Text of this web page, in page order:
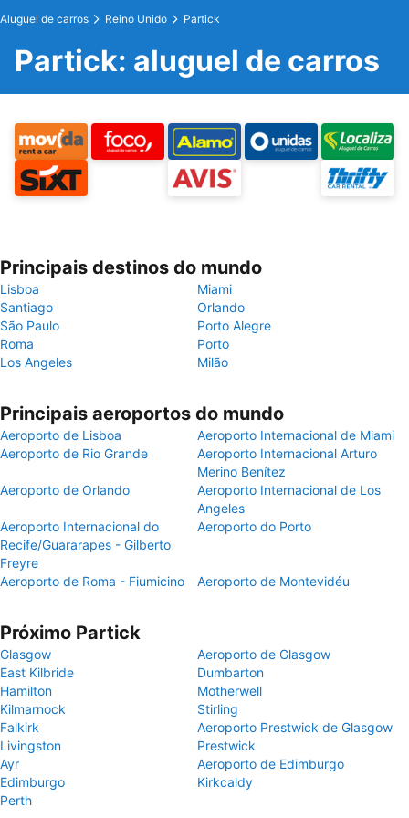
Aluguel de carros Reino Unido Partick
Partick: aluguel de carros
Principais destinos do mundo
Lisboa
Miami
Santiago
Orlando
São Paulo
Porto Alegre
Roma
Porto
Los Angeles
Milão
Principais aeroportos do mundo
Aeroporto de Lisboa
Aeroporto Internacional de Miami
Aeroporto de Rio Grande
Aeroporto Internacional Arturo
Merino Benítez
Aeroporto de Orlando
Aeroporto Internacional de Los
Angeles
Aeroporto Internacional do
Recife/Guararapes - Gilberto
Freyre
Aeroporto do Porto
Aeroporto de Roma - Fiumicino Aeroporto de Montevidéu
Próximo Partick
Glasgow
Aeroporto de Glasgow
East Kilbride
Dumbarton
Hamilton
Motherwell
Kilmarnock
Stirling
Falkirk
Aeroporto Prestwick de Glasgow
Livingston
Prestwick
Ayr
Aeroporto de Edimburgo
Edimburgo
Kirkcaldy
Perth